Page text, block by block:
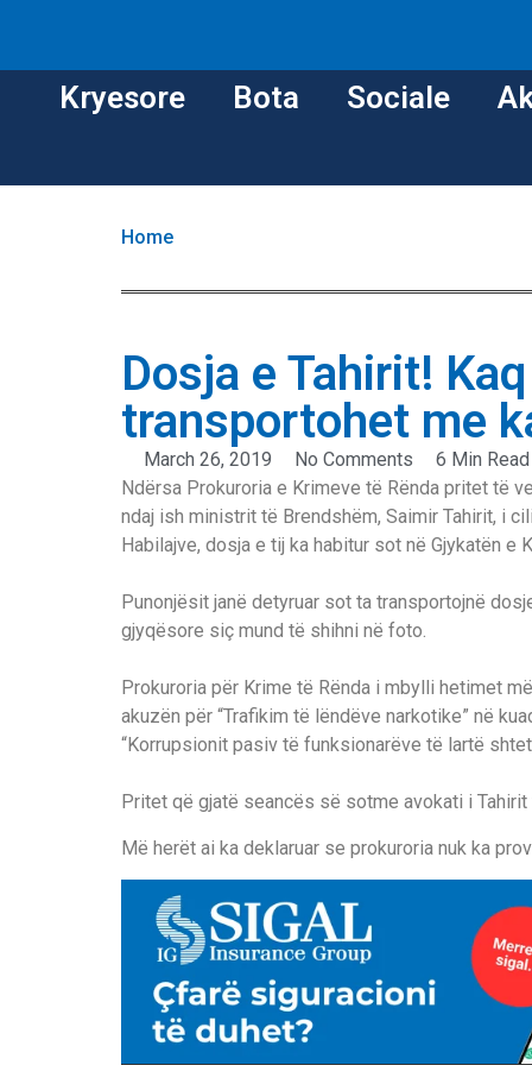
Kryesore Bota Sociale
Home
Dosja e Tahirit!
transportohet me
March 26, 2019 No Comments
6 Min Read
Ndërsa Prokuroria e Krimeve të Rënda pritet të
ndaj ish ministrit të Brendshëm, Saimir Tahirit, i
Habilajve, dosja e tij ka habitur sot në Gjykatën e
Punonjësit janë detyruar sot ta transportojnë
gjyqësore siç mund të shihni në foto.
Prokuroria për Krime të Rënda i mbylli hetimet
akuzën për “Trafikim të lëndëve narkotike” në
“Korrupsionit pasiv të funksionarëve të lartë
Pritet që gjatë seancës së sotme avokati i
Më herët ai ka deklaruar se prokuroria nuk ka